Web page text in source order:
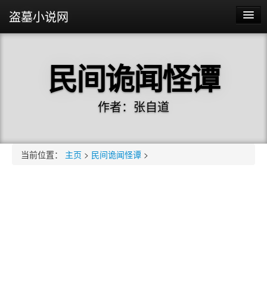
盗墓小说网
黄河捞尸人
最后一个盗墓者
我住在恐怖客栈
民间诡闻怪谭
作者：张自道
当前位置： 主页 > 民间诡闻怪谭 >